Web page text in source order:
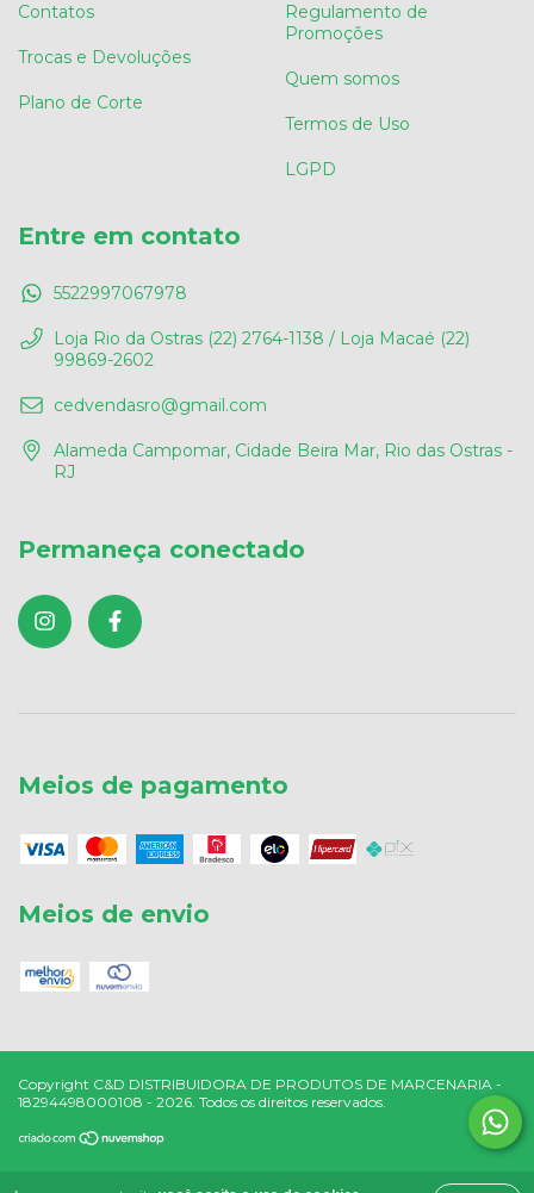
Contatos
Trocas e Devoluções
Plano de Corte
Regulamento de
Promoções
Quem somos
Termos de Uso
LGPD
Entre em contato
5522997067978
Loja Rio da Ostras (22) 2764-1138 / Loja Macaé (22)
99869-2602
cedvendasro@gmail.com
Alameda Campomar, Cidade Beira Mar, Rio das Ostras -
RJ
Permaneça conectado
Meios de pagamento
Meios de envio
Copyright C&D DISTRIBUIDORA DE PRODUTOS DE MARCENARIA -
18294498000108 - 2026. Todos os direitos reservados.